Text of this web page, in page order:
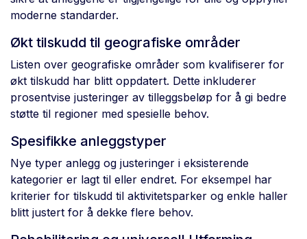
moderne standarder.
Økt tilskudd til geografiske områder
Listen over geografiske områder som kvalifiserer for
økt tilskudd har blitt oppdatert. Dette inkluderer
prosentvise justeringer av tilleggsbeløp for å gi bedre
støtte til regioner med spesielle behov.
Spesifikke anleggstyper
Nye typer anlegg og justeringer i eksisterende
kategorier er lagt til eller endret. For eksempel har
kriterier for tilskudd til aktivitetsparker og enkle haller
blitt justert for å dekke flere behov.